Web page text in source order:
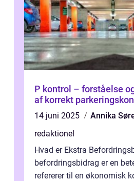
P kontrol – forståelse
af korrekt
14 juni 2025
Annika
redaktionel
Hvad er Ekstra
befordringsbidrag er en
refererer til en økonomisk